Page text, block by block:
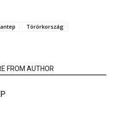
Törörkország
FROM AUTHOR